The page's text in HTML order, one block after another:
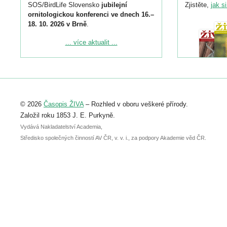
SOS/BirdLife Slovensko jubilejní
ornitologickou konferenci ve dnech 16.–
18. 10. 2026 v Brně.
Podrobnější informace ke konferenci
Registrovat se můžete do 6. září.
abstraktu přihlášené přednášky nebo
posteru je už 30. června.
... více aktualit ...
Zjistěte, jak
© 2026 Časopis ŽIVA– Rozhled v oboru veškeré přírody.
Založil roku 1853 J. E. Purkyně.
Vydává Nakladatelství Academia,
Středisko společných činností AV ČR, v. v. i., za podpory Akademie věd ČR.